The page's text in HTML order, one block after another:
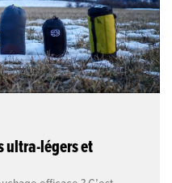
ultra-légers et